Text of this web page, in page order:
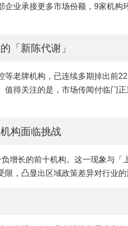
企业承接更多市场份额，9家机
「新陈代谢」
等老牌机构，已连续多期掉出前
值得关注的是，市场传闻付临门
构面临挑战
负增长的前十机构。这一现象与
，凸显出区域政策差异对行业的